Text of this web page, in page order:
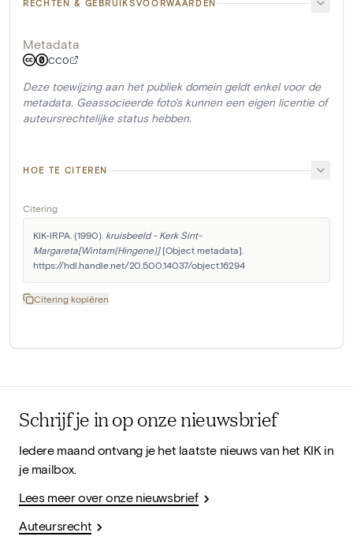
RECHTEN & GEBRUIKSVOORWAARDEN
Metadata
CC0
Deze toewijzing aan het publiek domein geldt enkel voor de
metadata. Geassocieerde foto's kunnen een eigen licentie of
auteursrechtelijke status hebben.
HOE TE CITEREN
Citering
KIK-IRPA. (1990). kruisbeeld - Kerk Sint-
Margareta[Wintam(Hingene)] [Object metadata].
https://hdl.handle.net/20.500.14037/object.16294
Citering kopiëren
Schrijf je in op onze nieuwsbrief
Iedere maand ontvang je het laatste nieuws van het KIK in
je mailbox.
Lees meer over onze nieuwsbrief
Auteursrecht